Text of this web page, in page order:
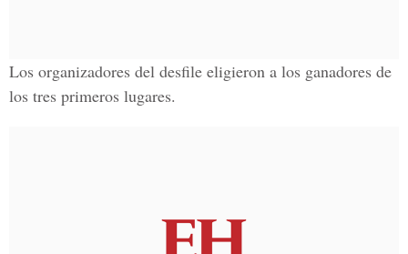
Los organizadores del desfile eligieron a los ganadores de
los tres primeros lugares.